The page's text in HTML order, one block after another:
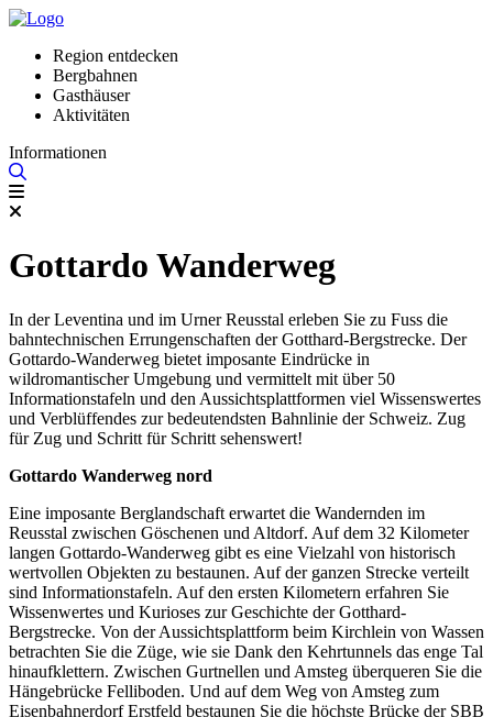
Region entdecken
Bergbahnen
Gasthäuser
Aktivitäten
Informationen
Gottardo Wanderweg
In der Leventina und im Urner Reusstal erleben Sie zu Fuss die
bahntechnischen Errungenschaften der Gotthard-Bergstrecke. Der
Gottardo-Wanderweg bietet imposante Eindrücke in
wildromantischer Umgebung und vermittelt mit über 50
Informationstafeln und den Aussichtsplattformen viel Wissenswertes
und Verblüffendes zur bedeutendsten Bahnlinie der Schweiz. Zug
für Zug und Schritt für Schritt sehenswert!
Gottardo Wanderweg nord
Eine imposante Berglandschaft erwartet die Wandernden im
Reusstal zwischen Göschenen und Altdorf. Auf dem 32 Kilometer
langen Gottardo-Wanderweg gibt es eine Vielzahl von historisch
wertvollen Objekten zu bestaunen. Auf der ganzen Strecke verteilt
sind Informationstafeln. Auf den ersten Kilometern erfahren Sie
Wissenwertes und Kurioses zur Geschichte der Gotthard-
Bergstrecke. Von der Aussichtsplattform beim Kirchlein von Wassen
betrachten Sie die Züge, wie sie Dank den Kehrtunnels das enge Tal
hinaufklettern. Zwischen Gurtnellen und Amsteg überqueren Sie die
Hängebrücke Felliboden. Und auf dem Weg von Amsteg zum
Eisenbahnerdorf Erstfeld bestaunen Sie die höchste Brücke der SBB